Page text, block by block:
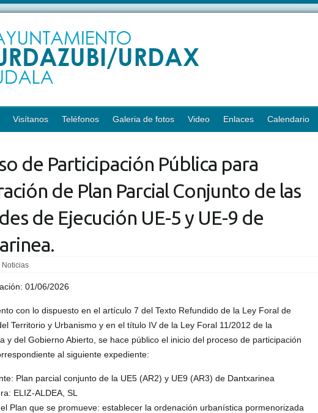
Visítanos Teléfonos Galeria de fotos Video Enlaces Calendario
de Participación Pública para
de Plan Parcial Conjunto de las
de Ejecución UE-5 y UE-9 de
Noticias
01/06/2026
con lo dispuesto en el artículo 7 del Texto Refundido de la Ley Foral de
Territorio y Urbanismo y en el título IV de la Ley Foral 11/2012 de la
y del Gobierno Abierto, se hace público el inicio del proceso de participación
al siguiente expediente:
Plan parcial conjunto de la UE5 (AR2) y UE9 (AR3) de Dantxarinea
ELIZ-ALDEA, SL
Plan que se promueve: establecer la ordenación urbanística pormenorizada